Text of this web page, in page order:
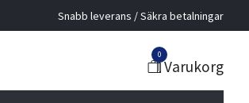
Snabb leverans / Säkra betalningar
0
Varukorg